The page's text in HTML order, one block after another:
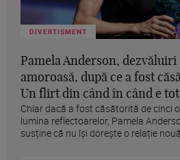
DIVERTISMENT
Pamela Anderson, dezvăluiri
amoroasă, după ce a fost
Un flirt din când în când e
Chiar dacă a fost căsătorită de cinci
lumina reflectoarelor, Pamela
susține că nu își dorește o relație